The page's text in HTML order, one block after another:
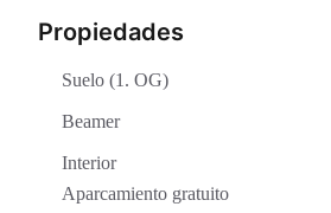
Propiedades
Suelo (1. OG)
Beamer
Interior
Aparcamiento gratuito